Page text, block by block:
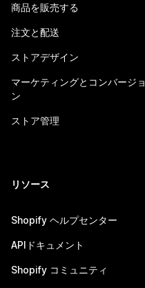
商品を販売する
注文と配送
ストアデザイン
マーケティングとコンバージョ
ン
ストア管理
リソース
Shopify ヘルプセンター
APIドキュメント
Shopify コミュニティ